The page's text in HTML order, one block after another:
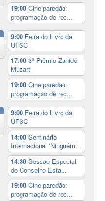
19:00Cine paredão:
programação de rec...
9:00 Feira do Livro da
UFSC
17:003º Prêmio Zahidé
Muzart
19:00Cine paredão:
programação de rec...
9:00 Feira do Livro da
UFSC
14:00Seminário
Internacional ‘Ninguém...
14:30Sessão Especial
do Conselho Esta...
19:00Cine paredão:
programação de rec...